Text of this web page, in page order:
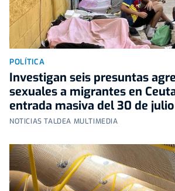
POLÍTICA
Investigan seis presuntas
sexuales a migrantes en
entrada masiva del 30 de julio
NOTICIAS TALDEA MULTIMEDIA